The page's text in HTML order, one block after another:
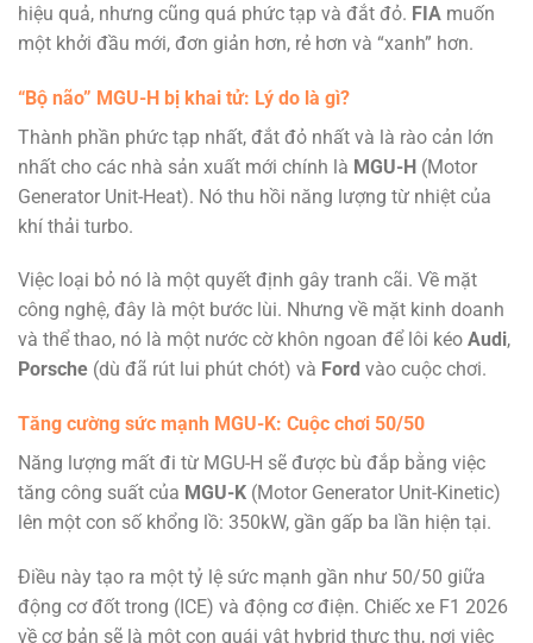
hiệu quả, nhưng cũng quá phức tạp và đắt đỏ. FIA muốn
một khởi đầu mới, đơn giản hơn, rẻ hơn và “xanh” hơn.
“Bộ não” MGU-H bị khai tử: Lý do là gì?
Thành phần phức tạp nhất, đắt đỏ nhất và là rào cản lớn
nhất cho các nhà sản xuất mới chính là MGU-H (Motor
Generator Unit-Heat). Nó thu hồi năng lượng từ nhiệt của
khí thải turbo.
Việc loại bỏ nó là một quyết định gây tranh cãi. Về mặt
công nghệ, đây là một bước lùi. Nhưng về mặt kinh doanh
và thể thao, nó là một nước cờ khôn ngoan để lôi kéo Audi,
Porsche (dù đã rút lui phút chót) và Ford vào cuộc chơi.
Tăng cường sức mạnh MGU-K: Cuộc chơi 50/50
Năng lượng mất đi từ MGU-H sẽ được bù đắp bằng việc
tăng công suất của MGU-K (Motor Generator Unit-Kinetic)
lên một con số khổng lồ: 350kW, gần gấp ba lần hiện tại.
Điều này tạo ra một tỷ lệ sức mạnh gần như 50/50 giữa
động cơ đốt trong (ICE) và động cơ điện. Chiếc xe F1 2026
về cơ bản sẽ là một con quái vật hybrid thực thụ, nơi việc